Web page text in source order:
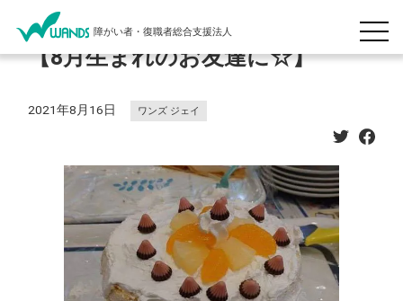
障がい者・復職者総合支援法人
【8月生まれのお友達に☆】
2021年8月16日 ワンズ ジェイ